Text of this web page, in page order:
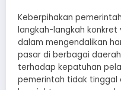
Keberpihakan
langkah-langkah
dalam mengendalikan
pasar di berbagai
terhadap kepatuhan
pemerintah tidak tinggal